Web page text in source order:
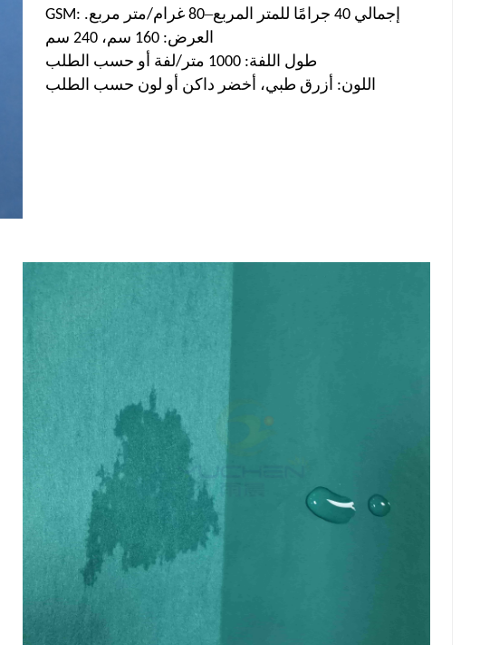
GSM: إجمالي 40 جرامًا للمتر المربع
–
80 غرام/متر مربع.
العرض: 160 سم، 240 سم
طول اللفة: 1000 متر/لفة أو حسب الطلب
اللون: أزرق طبي، أخضر داكن أو لون حسب الطلب